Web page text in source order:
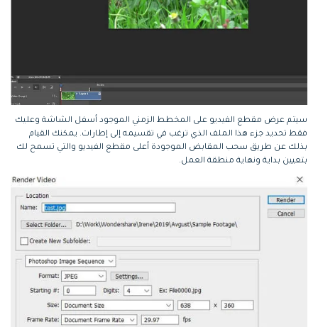
سيتم عرض مقطع الفيديو على المخطط الزمني الموجود أسفل الشاشة وعليك
فقط تحديد جزء هذا الملف الذي ترغب في تقسيمه إلى إطارات. يمكنك القيام
بذلك عن طريق سحب المقابض الموجودة أعلى مقطع الفيديو والتي تسمح لك
بتعيين بداية ونهاية منطقة العمل.